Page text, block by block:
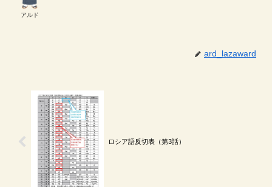
アルド
ard_lazaward
ロシア語反切表（第3話）